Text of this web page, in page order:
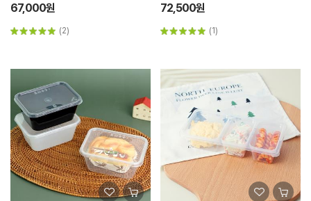
67,000원
(2)
72,500원
(1)